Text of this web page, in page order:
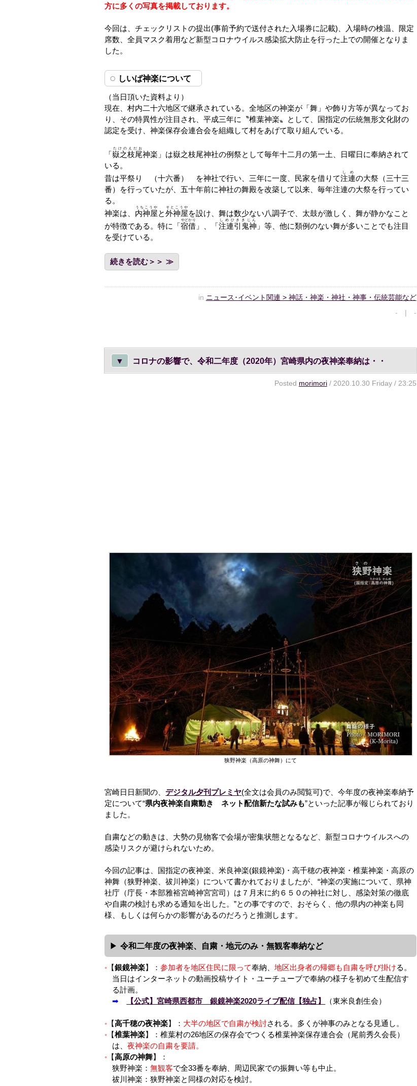
方に多くの写真を掲載しております。
今回は、チェックリストの提出(事前予約で送付された入場券に記載)、入場時の検温、限定
席数、全員マスク着用など新型コロナウイルス感染拡大防止を行った上での開催となりま
した。
しいば神楽について
（当日頂いた資料より）
現在、村内二十六地区で継承されている。全地区の神楽が「舞」や飾り方等が異なってお
り、その特異性が注目され、平成三年に〝椎葉神楽〟として、国指定の伝統無形文化財の
認定を受け、神楽保存会連合会を組織して村をあげて取り組んでいる。
「嶽之枝尾
たけのえだお
神楽」は嶽之枝尾神社の例祭として毎年十二月の第一土、日曜日に奉納されて
いる。
昔は平祭り （十六番） を神社で行い、三年に一度、民家を借りて注連
しめ
の大祭（三十三
番）を行っていたが、五十年前に神社の舞殿を改築して以来、毎年注連の大祭を行ってい
る。
神楽は、 内神屋
うちこうや
と外神屋
そとこうや
を設け、舞は数少ない八調子で、太鼓が激しく、舞が静かなこと
が特徴である。特に「宿借
やどかり
」、「注連引鬼神
しめひききじん
」等、他に類例のない舞が多いことでも注目
を受けている。
続きを読む＞＞
in ニュース･イベント関連 > 神話・神楽・神社・神事・伝統芸能など
- | -
▼ コロナの影響で、令和二年度（2020年）宮崎県内の夜神楽奉納は・・
Posted morimori/ 2020.10.30 Friday / 23:25
狭野神楽（高原の神舞）にて
宮崎日日新聞の、デジタル夕刊プレミヤ(全文は会員のみ閲覧可)で、今年度の夜神楽奉納予
定について“県内夜神楽自粛動き ネット配信新たな試みも”といった記事が報じられており
ました。
自粛などの動きは、大勢の見物客で会場が密集状態となるなど、新型コロナウイルスへの
感染リスクが避けられないため。
今回の記事は、国指定の夜神楽、米良神楽(銀鏡神楽)・高千穂の夜神楽・椎葉神楽・高原の
神舞（狭野神楽、祓川神楽）について書かれておりましたが、“神楽の実施について、県神
社庁（庁長・本部雅裕宮崎神宮宮司）は７月末に約６５０の神社に対し、感染対策の徹底
や自粛の検討も求める通知を出した。”との事ですので、おそらく、他の県内の神楽も同
様、もしくは何らかの影響があるのだろうと推測します。
令和二年度の夜神楽、自粛・地元のみ・無観客奉納など
【銀鏡神楽】：参加者を地区住民に限って奉納、地区出身者の帰郷も自粛を呼び掛ける。
当日はインターネットの動画投稿サイト・ユーチューブで奉納の様子を初めて生配信す
る計画。
➡
【公式】宮崎県西都市 銀鏡神楽2020ライブ配信【独占】 （東米良創生会）
【高千穂の夜神楽】： 大半の地区で自粛が検討される。多くが神事のみとなる見通し。
【椎葉神楽】：椎葉村の26地区の保存会でつくる椎葉神楽保存連合会（尾前秀久会長）
は、夜神楽の自粛を要請。
【高原の神舞】：
狭野神楽：無観客で全33番を奉納、周辺民家での振舞い等も中止。
祓川神楽：狭野神楽と同様の対応を検討。